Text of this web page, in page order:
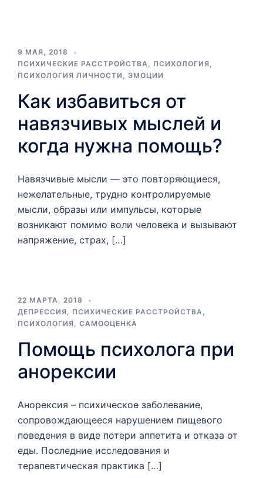
9 МАЯ, 2018
ПСИХИЧЕСКИЕ РАССТРОЙСТВА, ПСИХОЛОГИЯ,
ПСИХОЛОГИЯ ЛИЧНОСТИ , ЭМОЦИИ
Как избавиться от
навязчивых мыслей и
когда нужна помощь?
Навязчивые мысли — это повторяющиеся,
нежелательные, трудно контролируемые
мысли, образы или импульсы, которые
возникают помимо воли человека и вызывают
напряжение, страх, […]
22 МАРТА, 2018
ДЕПРЕССИЯ, ПСИХИЧЕСКИЕ РАССТРОЙСТВА,
ПСИХОЛОГИЯ, САМООЦЕНКА
Помощь психолога при
анорексии
Анорексия – психическое заболевание,
сопровождающееся нарушением пищевого
поведения в виде потери аппетита и отказа от
еды. Последние исследования и
терапевтическая практика […]